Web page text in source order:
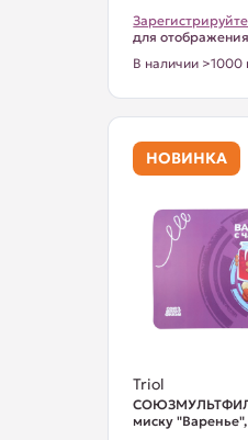
для
В наличии >1000
НОВИНКА
Triol
миску